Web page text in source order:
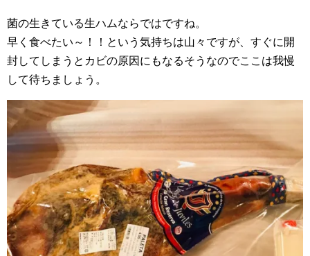
菌の生きている生ハムならではですね。
早く食べたい～！！という気持ちは山々ですが、すぐに開
封してしまうとカビの原因にもなるそうなのでここは我慢
して待ちましょう。